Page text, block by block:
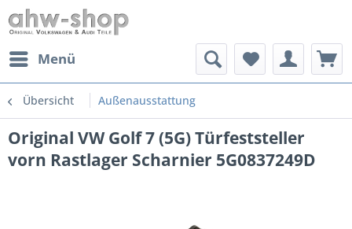
Menü
Übersicht Außenausstattung
Original VW Golf 7 (5G) Türfeststeller
vorn Rastlager Scharnier 5G0837249D